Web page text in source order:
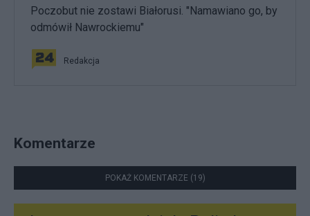
Poczobut nie zostawi Białorusi. "Namawiano go, by
odmówił Nawrockiemu"
Redakcja
Komentarze
POKAŻ KOMENTARZE (19)